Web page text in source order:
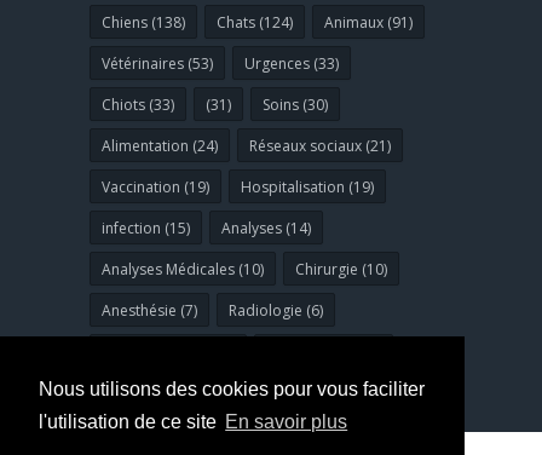
Nous utilisons des cookies pour vous faciliter
l'utilisation de ce site En savoir plus
Chiens (138) Chats (124)
Animaux (91)
Vétérinaires (53)
Urgences (33)
Chiots (33)
(31)
Soins (30)
Alimentation (24)
Réseaux sociaux (21)
Vaccination (19)
Hospitalisation (19)
infection (15)
Analyses (14)
Analyses Médicales (10)
Chirurgie (10)
Anesthésie (7)
Radiologie (6)